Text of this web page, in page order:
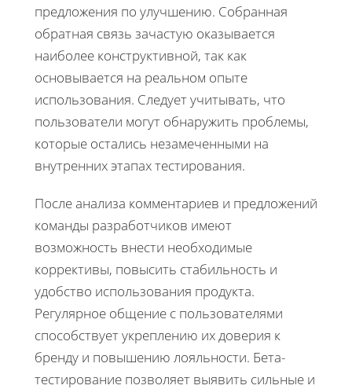
предложения по улучшению. Собранная
обратная связь зачастую оказывается
наиболее конструктивной, так как
основывается на реальном опыте
использования. Следует учитывать, что
пользователи могут обнаружить проблемы,
которые остались незамеченными на
внутренних этапах тестирования.
После анализа комментариев и предложений
команды разработчиков имеют
возможность внести необходимые
коррективы, повысить стабильность и
удобство использования продукта.
Регулярное общение с пользователями
способствует укреплению их доверия к
бренду и повышению лояльности. Бета-
тестирование позволяет выявить сильные и